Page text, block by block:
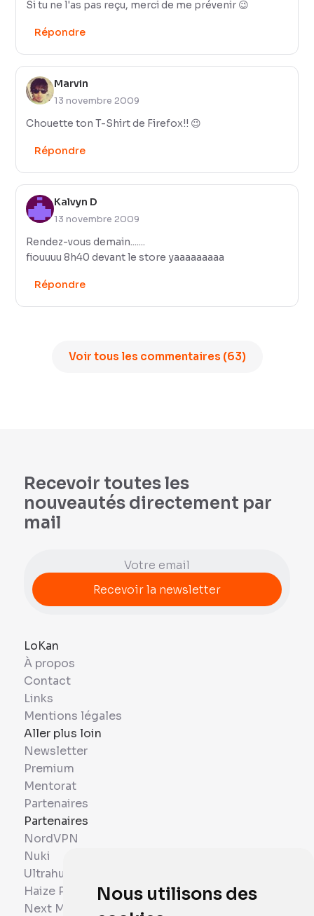
Nous utilisons des
Si tu ne l'as pas reçu, merci de me prévenir 😉
Répondre
Marvin
13 novembre 2009
Chouette ton T-Shirt de Firefox!! 😉
Répondre
Kalvyn D
13 novembre 2009
Rendez-vous demain.......
fiouuuu 8h40 devant le store yaaaaaaaaa
Répondre
Voir tous les commentaires (63)
Recevoir toutes les
nouveautés directement par
mail
LoKan
À propos
Contact
Links
Mentions légales
Aller plus loin
Newsletter
Premium
Mentorat
Partenaires
Partenaires
NordVPN
Nuki
Ultrahuman
Haize Project
Next Mobiles